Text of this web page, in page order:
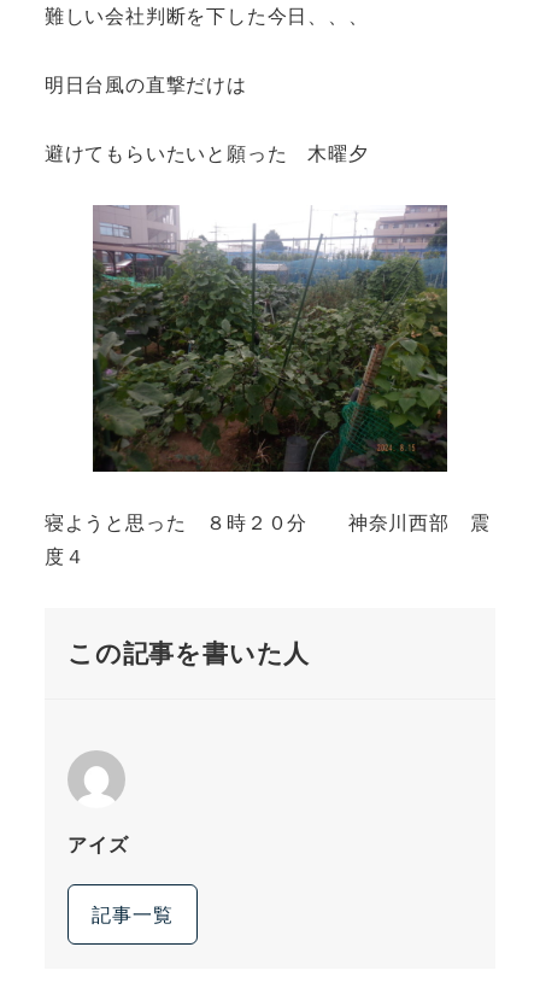
難しい会社判断を下した今日、、、
明日台風の直撃だけは
避けてもらいたいと願った 木曜夕
寝ようと思った ８時２０分 神奈川西部 震
度４
この記事を書いた人
アイズ
記事一覧